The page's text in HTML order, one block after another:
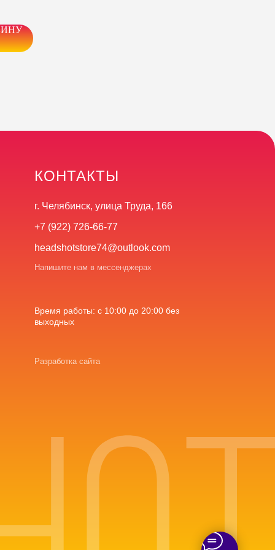
КОНТАКТЫ
+7 (922) 726-66-77
headshotstore74@outlook.com
Напишите нам в мессенджерах
Разработка сайта
Время работы: с 10:00 до 20:00 без
выходных
г. Челябинск, улица Труда, 166